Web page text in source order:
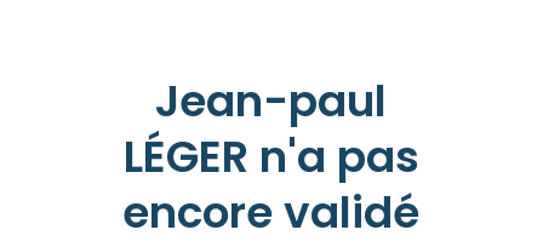
Jean-paul
LÉGER n'a pas
encore validé